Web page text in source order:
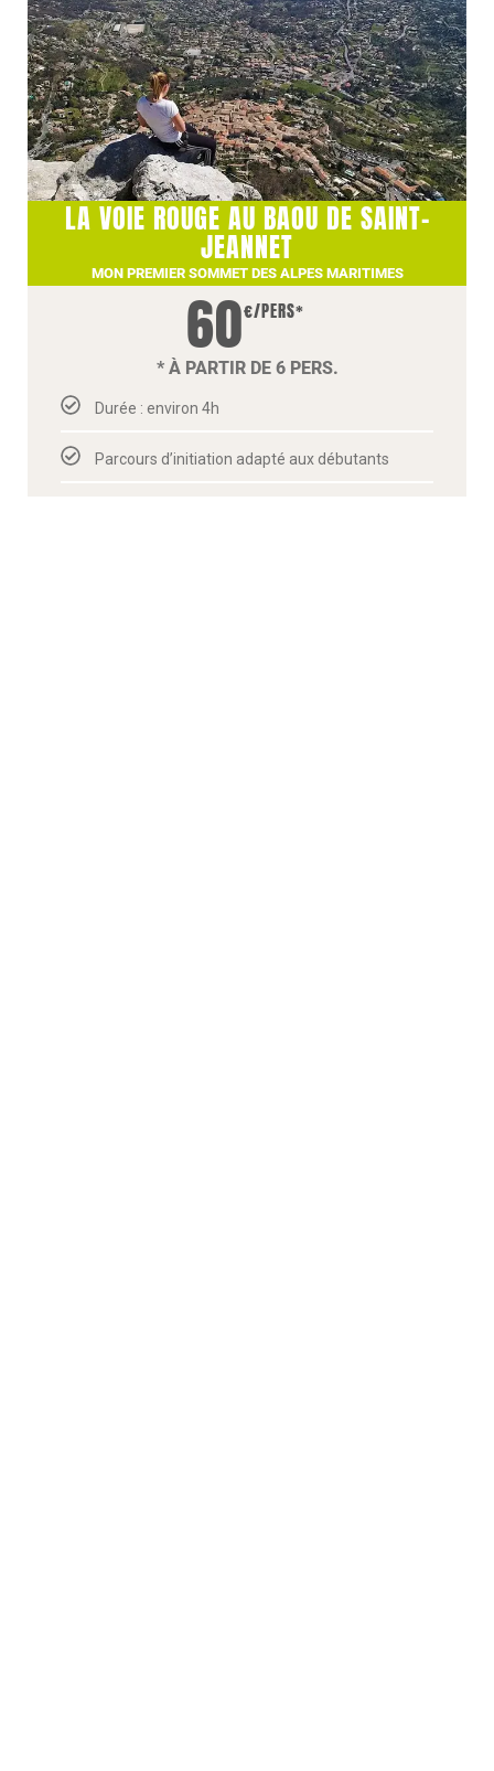
LA VOIE ROUGE AU BAOU DE SAINT-
JEANNET
MON PREMIER SOMMET DES ALPES MARITIMES
60€/PERS*
* À PARTIR DE 6 PERS.
Durée : environ 4h
Parcours d’initiation adapté aux débutants